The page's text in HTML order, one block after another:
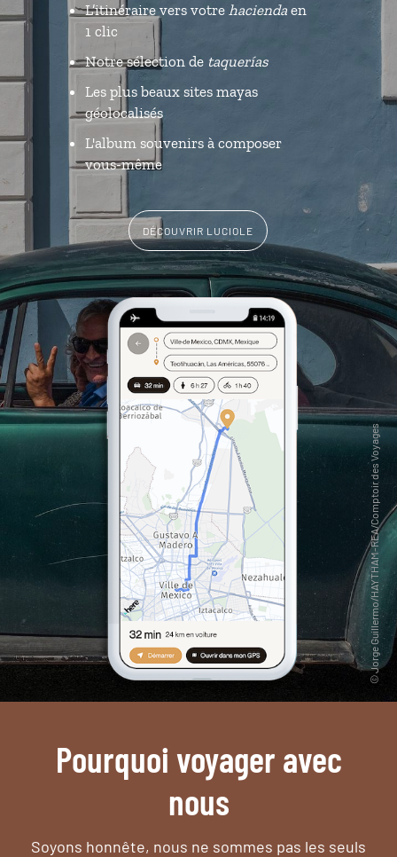
L’itinéraire vers votre hacienda en
1 clic
Notre sélection de taquerías
Les plus beaux sites mayas
géolocalisés
L'album souvenirs à composer
vous-même
DÉCOUVRIR LUCIOLE
Pourquoi voyager avec
nous
Soyons honnête, nous ne sommes pas les seuls